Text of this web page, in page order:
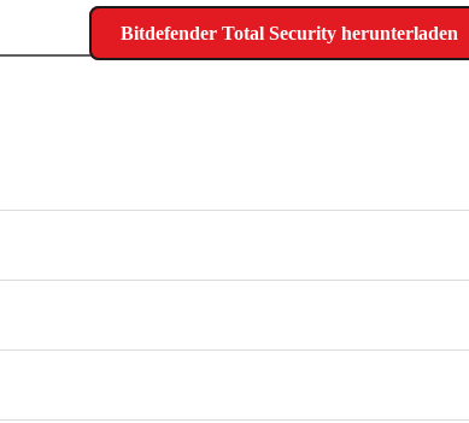
Bitdefender Total Security herunterladen